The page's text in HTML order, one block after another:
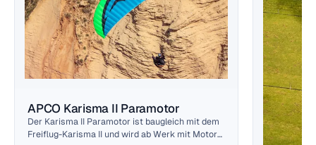
APCO Karisma II Paramotor
Der Karisma II Paramotor ist baugleich mit dem
Freiflug-Karisma II und wird ab Werk mit Motor-